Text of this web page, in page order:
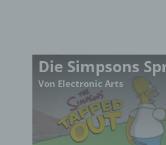
Die Simpsons
Von Electronic Arts